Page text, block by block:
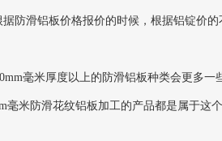
防滑铝板价格报价的时候，根据铝锭价
毫米厚度以上的防滑铝板种类会更多
米防滑花纹铝板加工的产品都是属于这